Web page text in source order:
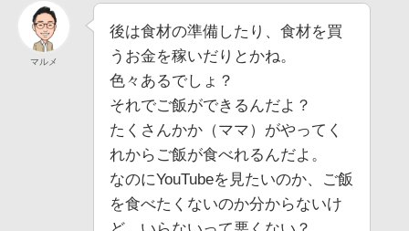
マルメ
後は食材の準備したり、食材を買
うお金を稼いだりとかね。
色々あるでしょ？
それでご飯ができるんだよ？
たくさんかか（ママ）がやってく
れからご飯が食べれるんだよ。
なのにYouTubeを見たいのか、ご飯
を食べたくないのか分からないけ